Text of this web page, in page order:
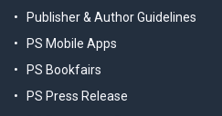
Publisher & Author Guidelines
PS Mobile Apps
PS Bookfairs
PS Press Release